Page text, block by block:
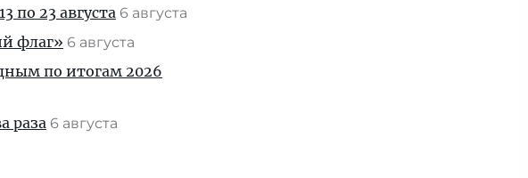
по 23 августа 6 августа
флаг» 6 августа
по итогам 2026
раза 6 августа